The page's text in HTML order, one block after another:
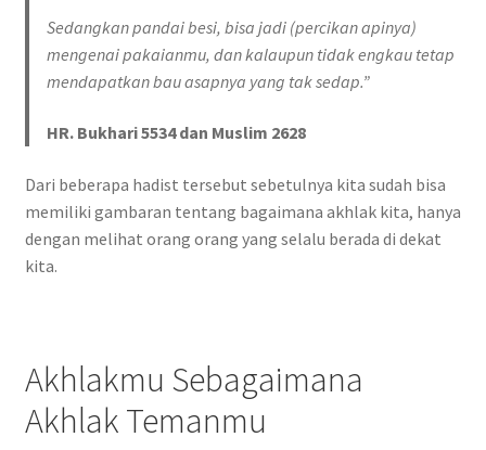
Sedangkan pandai besi, bisa jadi (percikan apinya)
mengenai pakaianmu, dan kalaupun tidak engkau tetap
mendapatkan bau asapnya yang tak sedap.”
HR. Bukhari 5534 dan Muslim 2628
Dari beberapa hadist tersebut sebetulnya kita sudah bisa
memiliki gambaran tentang bagaimana akhlak kita, hanya
dengan melihat orang orang yang selalu berada di dekat
kita.
Akhlakmu Sebagaimana
Akhlak Temanmu